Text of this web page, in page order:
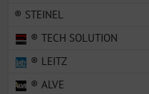
® STEINEL
® TECH SOLUTION
® LEITZ
® ALVE